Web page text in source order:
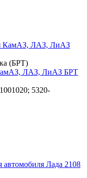
(БРТ)
ЛАЗ, ЛиАЗ БРТ
5320-